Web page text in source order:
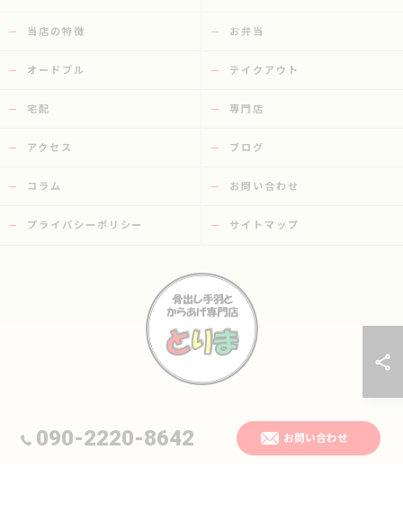
090-2220-8642 お問い合わせ
当店の特徴 お弁当
オードブル テイクアウト
宅配 専門店
アクセス ブログ
コラム お問い合わせ
プライバシーポリシー サイトマップ
© 2026 大分県日田市の唐揚げなら骨出し手羽とからあげ専門店 とりま ALL
RIGHTS RESERVED.